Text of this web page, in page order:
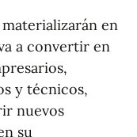
en
a convertir en
y técnicos,
nuevos
su